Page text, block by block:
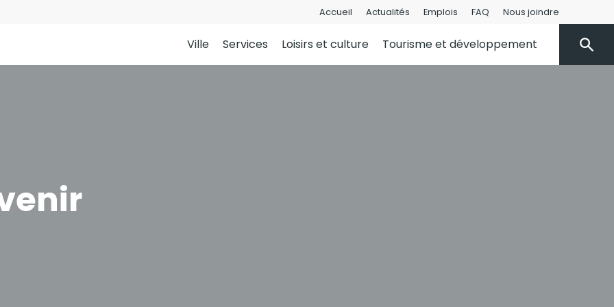
Accueil Actualités Emplois FAQ Nous joindre
Ville Services Loisirs et culture Tourisme et développement